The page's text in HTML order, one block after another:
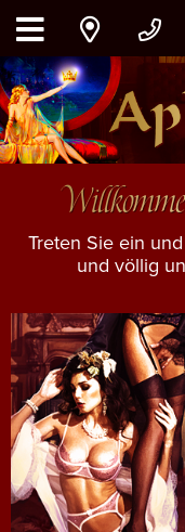
Treten Sie ein
und völlig